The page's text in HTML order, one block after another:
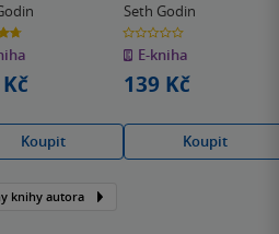
Koupit
Seth Godin
0.0
z
5
hvězdiček
E-kniha
139 Kč
Koupit
knihy autora